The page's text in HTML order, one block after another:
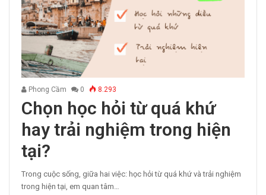
Phong Cầm 0 8.293
Chọn học hỏi từ quá khứ
hay trải nghiệm trong hiện
tại?
Trong cuộc sống, giữa hai việc: học hỏi từ quá khứ và trải nghiệm
trong hiện tại, em quan tâm…